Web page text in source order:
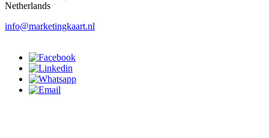
Netherlands
info@marketingkaart.nl